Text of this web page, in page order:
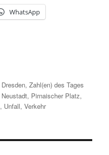
WhatsApp
Kategorien
Dresden,Zahl(en) des Tages
Neustadt, Pirnaischer Platz,
, Unfall,Verkehr